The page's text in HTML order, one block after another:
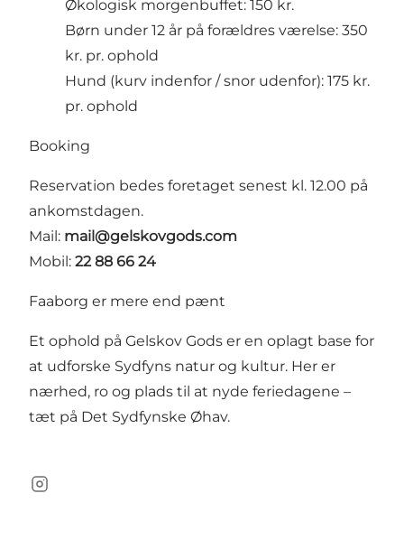
Økologisk morgenbuffet: 150 kr.
Børn under 12 år på forældres værelse: 350
kr. pr. ophold
Hund (kurv indenfor / snor udenfor): 175 kr.
pr. ophold
Booking
Reservation bedes foretaget senest kl. 12.00 på
ankomstdagen.
Mail: mail@gelskovgods.com
Mobil: 22 88 66 24
Faaborg er mere end pænt
Et ophold på Gelskov Gods er en oplagt base for
at udforske Sydfyns natur og kultur. Her er
nærhed, ro og plads til at nyde feriedagene –
tæt på Det Sydfynske Øhav.
Instagram